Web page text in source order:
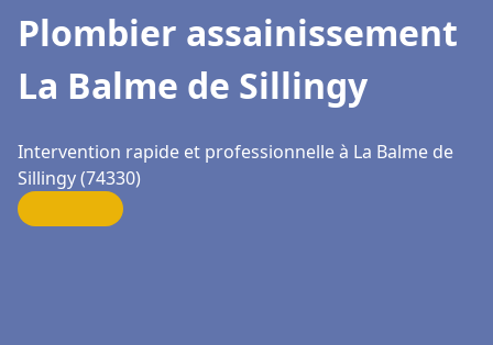
Plombier assainissement
La Balme de Sillingy
Intervention rapide et professionnelle à La Balme de
Sillingy (74330)